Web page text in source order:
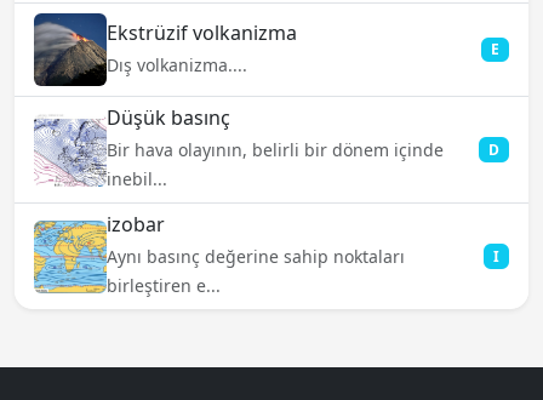
Ekstrüzif volkanizma
Dış volkanizma....
E
Düşük basınç
Bir hava olayının, belirli bir dönem içinde
inebil...
D
izobar
Aynı basınç değerine sahip noktaları
birleştiren e...
I